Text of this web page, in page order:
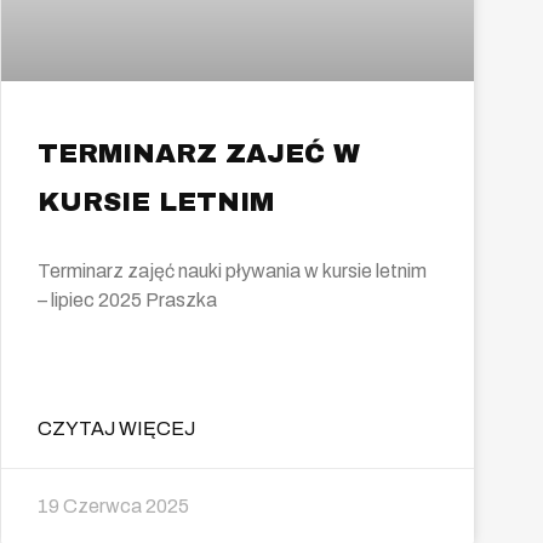
TERMINARZ ZAJEĆ W
KURSIE LETNIM
Terminarz zajęć nauki pływania w kursie letnim
– lipiec 2025 Praszka
CZYTAJ WIĘCEJ
19 Czerwca 2025